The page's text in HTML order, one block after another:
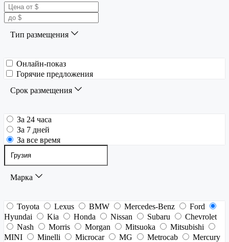
Тип размещения
Онлайн-показ
Горячие предложения
Срок размещения
За 24 часа
За 7 дней
За все время
Марка
Toyota Lexus BMW Mercedes-Benz
Ford
Hyundai
Kia Honda Nissan Subaru
Chevrolet
Nash
Morris Morgan Mitsuoka
Mitsubishi
MINI
Minelli Microcar MG Metrocab
Mercury